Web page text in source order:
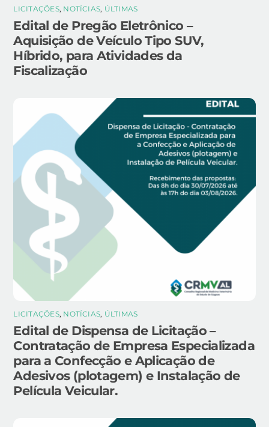
LICITAÇÕES, NOTÍCIAS, ÚLTIMAS
Edital de Pregão Eletrônico –
Aquisição de Veículo Tipo SUV,
Híbrido, para Atividades da
Fiscalização
LICITAÇÕES, NOTÍCIAS, ÚLTIMAS
Edital de Dispensa de Licitação –
Contratação de Empresa Especializada
para a Confecção e Aplicação de
Adesivos (plotagem) e Instalação de
Película Veicular.